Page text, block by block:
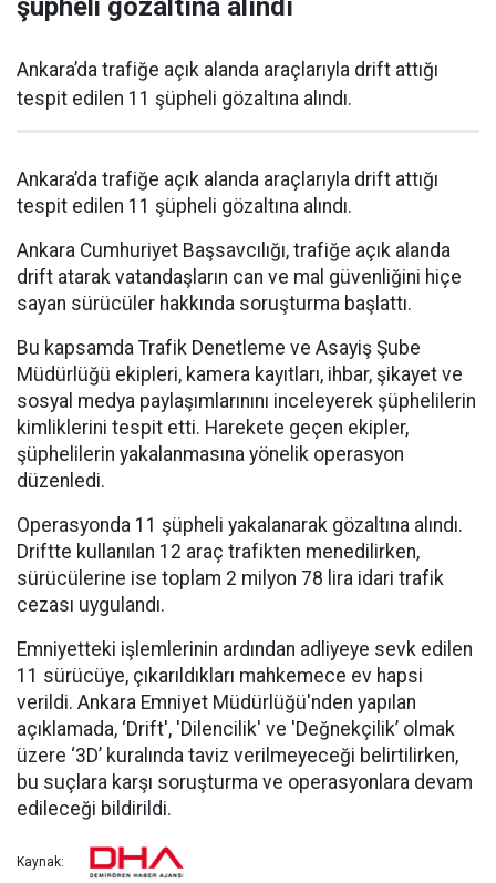
şüpheli gözaltına alındı
Ankara’da trafiğe açık alanda araçlarıyla drift attığı
tespit edilen 11 şüpheli gözaltına alındı.
Ankara’da trafiğe açık alanda araçlarıyla drift attığı
tespit edilen 11 şüpheli gözaltına alındı.
Ankara Cumhuriyet Başsavcılığı, trafiğe açık alanda
drift atarak vatandaşların can ve mal güvenliğini hiçe
sayan sürücüler hakkında soruşturma başlattı.
Bu kapsamda Trafik Denetleme ve Asayiş Şube
Müdürlüğü ekipleri, kamera kayıtları, ihbar, şikayet ve
sosyal medya paylaşımlarınını inceleyerek şüphelilerin
kimliklerini tespit etti. Harekete geçen ekipler,
şüphelilerin yakalanmasına yönelik operasyon
düzenledi.
Operasyonda 11 şüpheli yakalanarak gözaltına alındı.
Driftte kullanılan 12 araç trafikten menedilirken,
sürücülerine ise toplam 2 milyon 78 lira idari trafik
cezası uygulandı.
Emniyetteki işlemlerinin ardından adliyeye sevk edilen
11 sürücüye, çıkarıldıkları mahkemece ev hapsi
verildi. Ankara Emniyet Müdürlüğü'nden yapılan
açıklamada, ‘Drift', 'Dilencilik' ve 'Değnekçilik’ olmak
üzere ‘3D’ kuralında taviz verilmeyeceği belirtilirken,
bu suçlara karşı soruşturma ve operasyonlara devam
edileceği bildirildi.
Kaynak: